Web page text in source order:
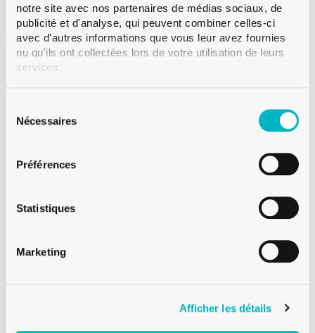
notre site avec nos partenaires de médias sociaux, de
publicité et d'analyse, qui peuvent combiner celles-ci
avec d'autres informations que vous leur avez fournies
ou qu'ils ont collectées lors de votre utilisation de leurs
services.
Nécessaires
Préférences
Statistiques
Marketing
Afficher les détails
Poids
260 g
Hauteur
151.5 mm
Diametre
69.5 mm
Paletisation
Sur demande
Vente à partir de 250 verres décorés
Pour des quantités inférieures, visitez Glassmania.com !